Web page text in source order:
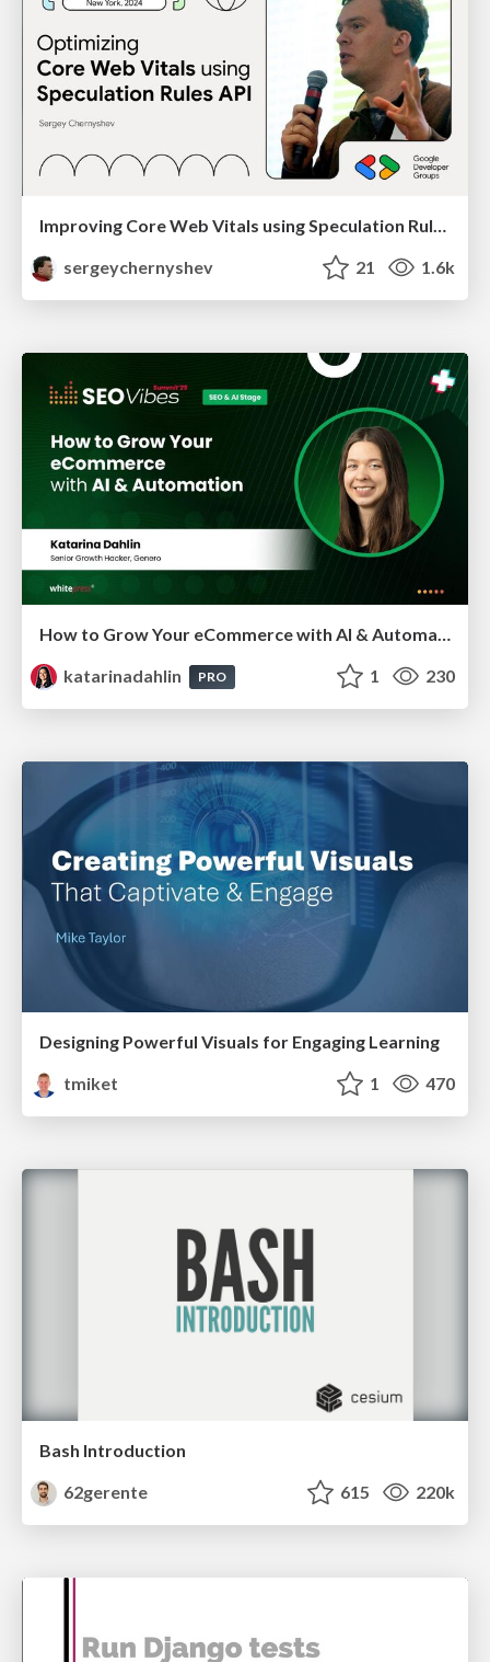
Improving Core Web Vitals using Speculation Rules API
sergeychernyshev
21 1.6k
How to Grow Your eCommerce with AI & Automation
katarinadahlin
PRO 1 230
Designing Powerful Visuals for Engaging Learning
tmiket
1 470
Bash Introduction
62gerente
615 220k